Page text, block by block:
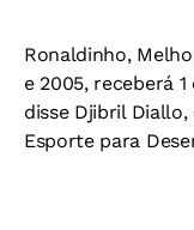
Ronaldinho,
e 2005, receberá
disse Djibril
Esporte para